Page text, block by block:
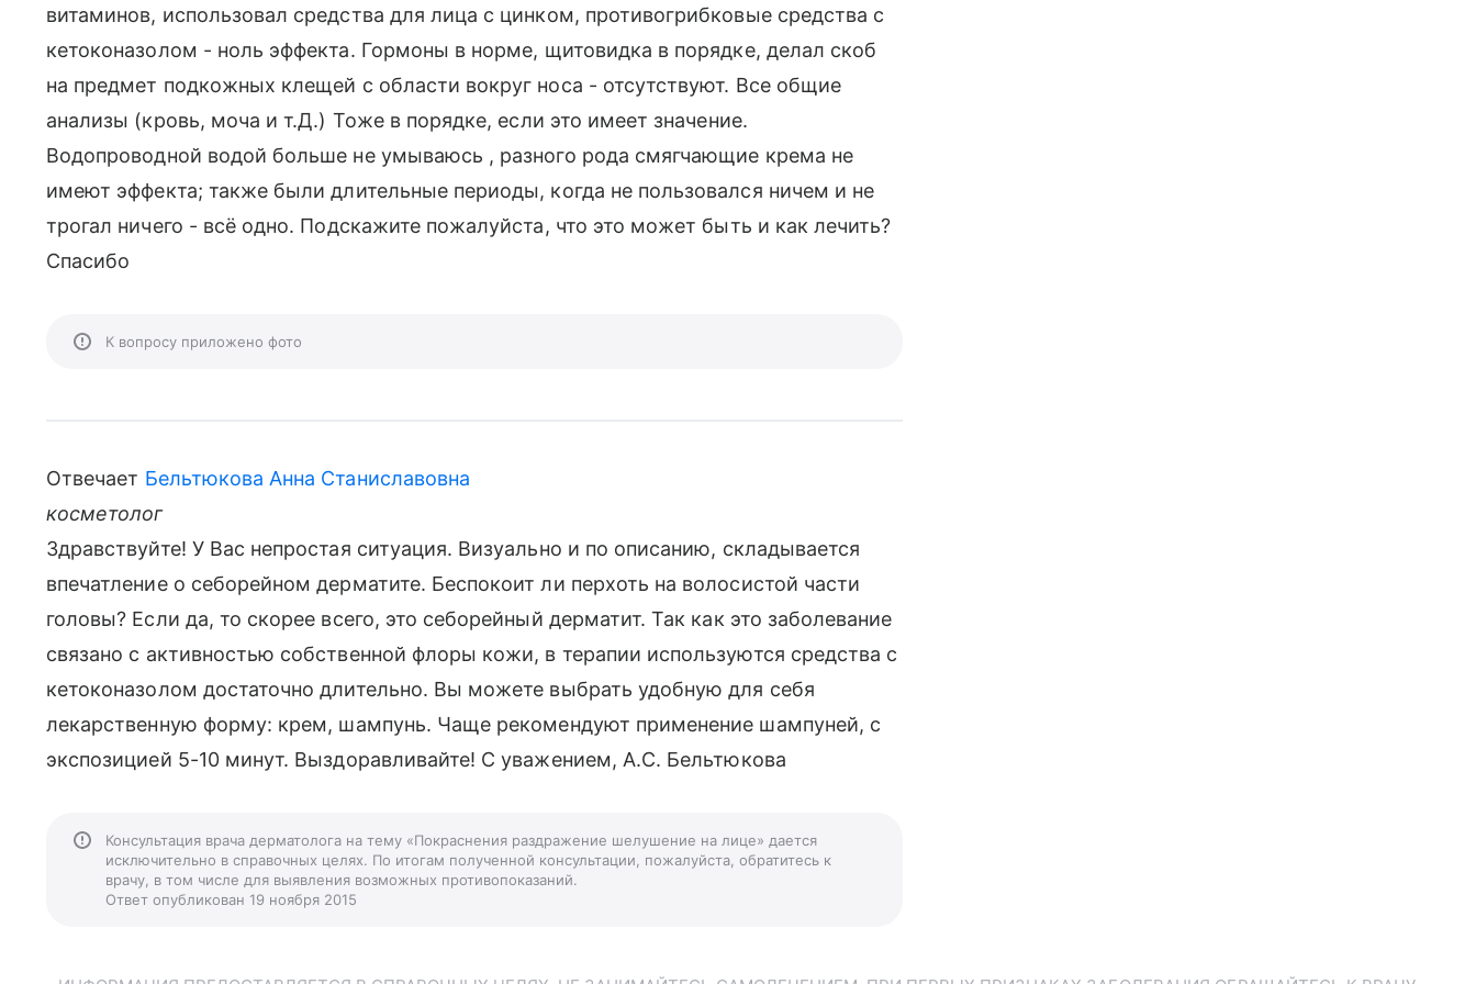
витаминов, использовал средства для лица с цинком, противогрибковые средства с
кетоконазолом - ноль эффекта. Гормоны в норме, щитовидка в порядке, делал скоб
на предмет подкожных клещей с области вокруг носа - отсутствуют. Все общие
анализы (кровь, моча и т.Д.) Тоже в порядке, если это имеет значение.
Водопроводной водой больше не умываюсь , разного рода смягчающие крема не
имеют эффекта; также были длительные периоды, когда не пользовался ничем и не
трогал ничего - всё одно. Подскажите пожалуйста, что это может быть и как лечить?
Спасибо
К вопросу приложено фото
Отвечает Бельтюкова Анна Станиславовна
косметолог
Здравствуйте! У Вас непростая ситуация. Визуально и по описанию, складывается
впечатление о себорейном дерматите. Беспокоит ли перхоть на волосистой части
головы? Если да, то скорее всего, это себорейный дерматит. Так как это заболевание
связано с активностью собственной флоры кожи, в терапии используются средства с
кетоконазолом достаточно длительно. Вы можете выбрать удобную для себя
лекарственную форму: крем, шампунь. Чаще рекомендуют применение шампуней, с
экспозицией 5-10 минут. Выздоравливайте! С уважением, А.С. Бельтюкова
Консультация врача дерматолога на тему «Покраснения раздражение шелушение на лице» дается
исключительно в справочных целях. По итогам полученной консультации, пожалуйста, обратитесь к
врачу, в том числе для выявления возможных противопоказаний.
Ответ опубликован 19 ноября 2015